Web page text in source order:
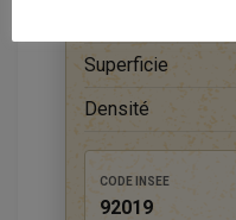
Superficie
Densité
CODE INSEE
92019